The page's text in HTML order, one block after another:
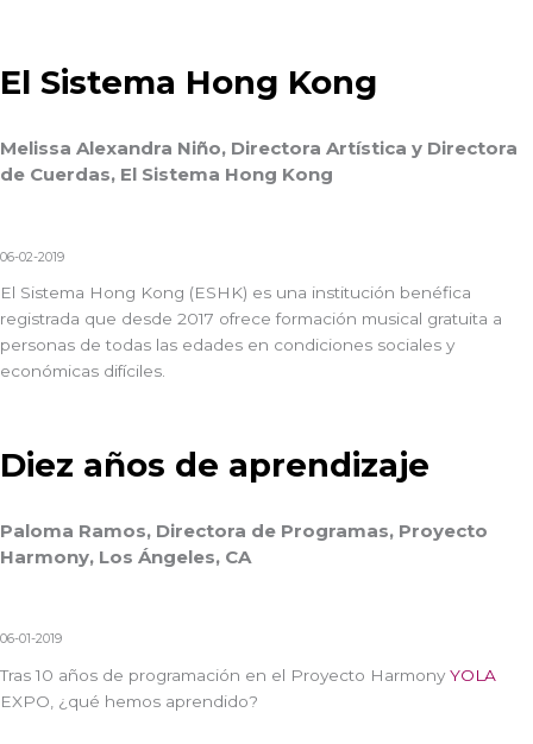
El Sistema Hong Kong
Melissa Alexandra Niño, Directora Artística y Directora
de Cuerdas, El Sistema Hong Kong
06-02-2019
El Sistema Hong Kong (ESHK) es una institución benéfica
registrada que desde 2017 ofrece formación musical gratuita a
personas de todas las edades en condiciones sociales y
económicas difíciles.
Diez años de aprendizaje
Paloma Ramos, Directora de Programas, Proyecto
Harmony, Los Ángeles, CA
06-01-2019
Tras 10 años de programación en el Proyecto Harmony YOLA
EXPO, ¿qué hemos aprendido?